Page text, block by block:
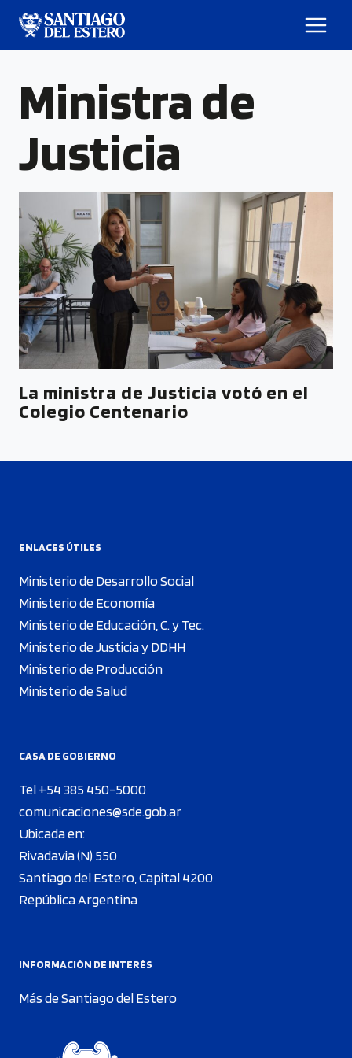
Ministra de
Justicia
La ministra de Justicia votó en el
Colegio Centenario
ENLACES ÚTILES
Ministerio de Desarrollo Social
Ministerio de Economía
Ministerio de Educación, C. y Tec.
Ministerio de Justicia y DDHH
Ministerio de Producción
Ministerio de Salud
CASA DE GOBIERNO
Tel +54 385 450-5000
comunicaciones@sde.gob.ar
Ubicada en:
Rivadavia (N) 550
Santiago del Estero, Capital 4200
República Argentina
INFORMACIÓN DE INTERÉS
Más de Santiago del Estero